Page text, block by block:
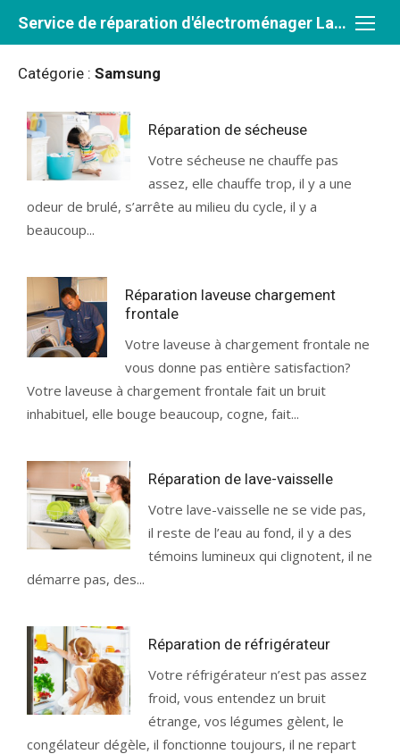
Service de réparation d'électroménager Laval et Rive-Nord
Catégorie : Samsung
Réparation de sécheuse
Votre sécheuse ne chauffe pas
assez, elle chauffe trop, il y a une
odeur de brulé, s’arrête au milieu du cycle, il y a
beaucoup...
Réparation laveuse chargement
frontale
Votre laveuse à chargement frontale ne
vous donne pas entière satisfaction?
Votre laveuse à chargement frontale fait un bruit
inhabituel, elle bouge beaucoup, cogne, fait...
Réparation de lave-vaisselle
Votre lave-vaisselle ne se vide pas,
il reste de l’eau au fond, il y a des
témoins lumineux qui clignotent, il ne
démarre pas, des...
Réparation de réfrigérateur
Votre réfrigérateur n’est pas assez
froid, vous entendez un bruit
étrange, vos légumes gèlent, le
congélateur dégèle, il fonctionne toujours, il ne repart